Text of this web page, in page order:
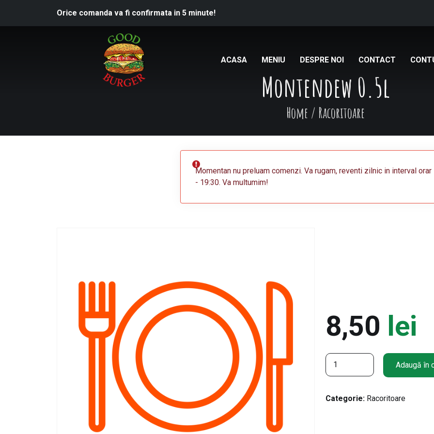
Orice comanda va fi confirmata in 5 minute!
ACASA MENIU DESPRE NOI CONTACT
Montendew 0.5l
Home / Racoritoare
Momentan nu preluam comenzi. Va rugam, reventi zilnic in interval orar
- 19:30. Va multumim!
8,50 lei
C
a
t
Adaugă în
Categorie: Racoritoare